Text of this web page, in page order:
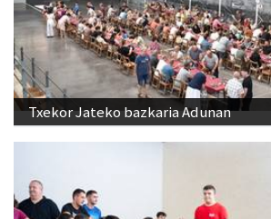
Txekor Jateko bazkaria Adunan